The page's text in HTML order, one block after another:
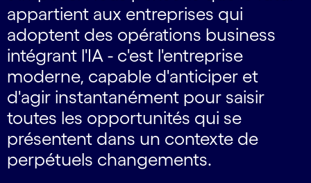
appartient aux entreprises qui
adoptent des opérations business
intégrant l'IA - c'est l'entreprise
moderne, capable d'anticiper et
d'agir instantanément pour saisir
toutes les opportunités qui se
présentent dans un contexte de
perpétuels changements.